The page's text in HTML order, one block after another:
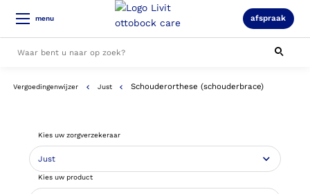
menu afspraak
Alle resultaten
Vergoedingenwijzer Just Schouderorthese (schouderbrace)
Kies uw zorgverzekeraar
Kies uw product